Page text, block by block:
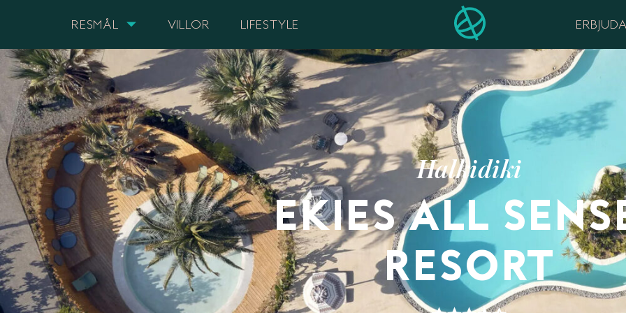
RESMÅL VILLOR LIFESTYLE
Halkidiki
EKIES ALL
RESORT